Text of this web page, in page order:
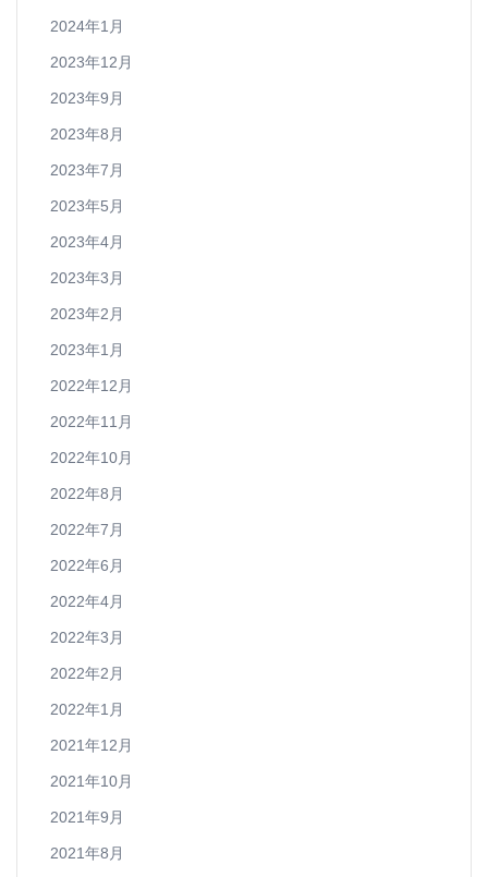
2024年1月
2023年12月
2023年9月
2023年8月
2023年7月
2023年5月
2023年4月
2023年3月
2023年2月
2023年1月
2022年12月
2022年11月
2022年10月
2022年8月
2022年7月
2022年6月
2022年4月
2022年3月
2022年2月
2022年1月
2021年12月
2021年10月
2021年9月
2021年8月